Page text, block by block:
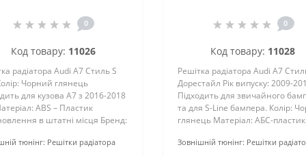
0
Код товару: 11026
радіатора Audi A7 Стиль S
Чорний глянець
для кузова А7 з 2016-2018
ABS – Пластик
в штатні місця Бренд:
Кріплення парктроників
тюнінг: Решітки радіатора
0
Код товару: 11028
Решітка радіатора Audi A7
Дорестайл Рік випуску: 2009-
Підходить для звичайного
та для S-Line бампера. Колір:
глянець Матеріал: АБС-
Зовнішній тюнінг: Решітки